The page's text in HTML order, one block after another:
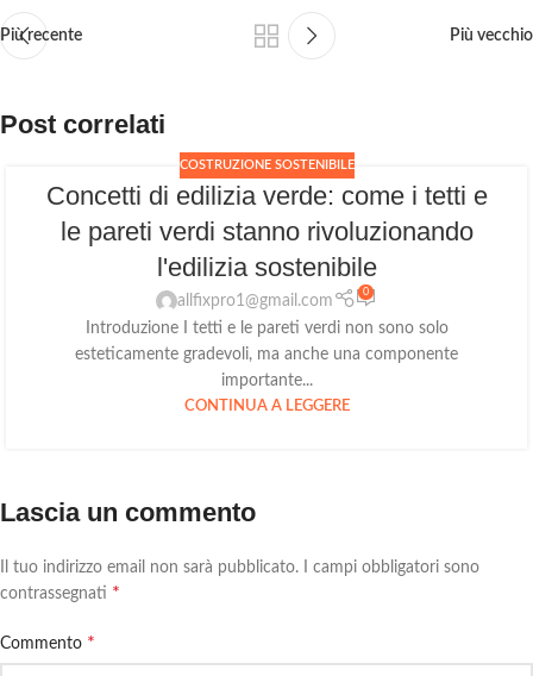
Più recente Più vecchio
Post correlati
COSTRUZIONE SOSTENIBILE
Concetti di edilizia verde: come i tetti e
le pareti verdi stanno rivoluzionando
l'edilizia sostenibile
allfixpro1@gmail.com
0
Introduzione I tetti e le pareti verdi non sono solo
esteticamente gradevoli, ma anche una componente
importante...
CONTINUA A LEGGERE
Lascia un commento
Il tuo indirizzo email non sarà pubblicato.
I campi obbligatori sono
contrassegnati *
Commento *